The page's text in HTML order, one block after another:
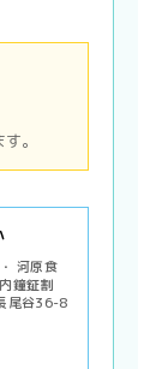
。
河原食
鐘鉦割
尾谷36-8